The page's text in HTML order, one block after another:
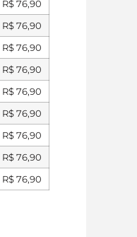
R$76,90
R$76,90
R$76,90
R$76,90
R$76,90
R$76,90
R$76,90
R$76,90
R$76,90